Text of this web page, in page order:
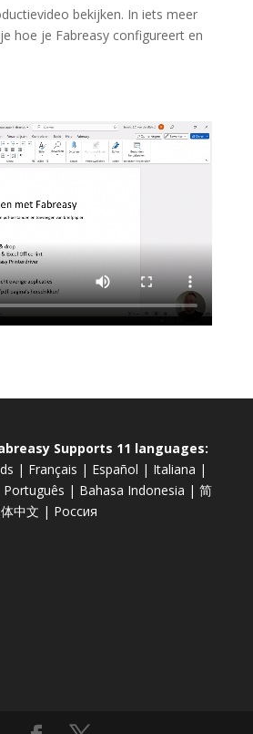
bekijken. In iets meer
hoe je Fabreasy configureert en
Supports 11 languages:
| Français | Español | Italiana |
Português | Bahasa Indonesia | 简
体中文 | Россия